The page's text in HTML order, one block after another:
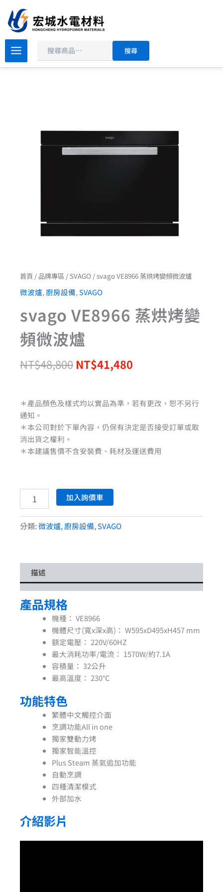
要
容
尋
搜尋
首頁 / 品牌專區 / SVAGO / svago VE8966 蒸烘烤變頻微波爐
微波爐, 廚房設備, SVAGO
svago VE8966 蒸烘烤變
頻微波爐
NT$48,800
始
價
NT$41,480
目
前
價
＊產品顏色及樣式均以實品為準，若有更改，恕不另行
通知。
＊本公司對於下單內容，仍保有決定是否接受訂單或取
消出貨之權利。
＊本建議售價不含安裝費、耗材及運送費用
svago
VE8966
蒸
加入詢價車
分類:微波爐,廚房設備,SVAGO
描述
產品規格
機種： VE8966
機體尺寸(寬x深x高)： W595xD495xH457 mm
額定電壓： 220V/60HZ
最大消耗功率/電流： 1570W/約7.1A
容積量： 32公升
最高溫度： 230℃
功能特色
繁體中文觸控介面
烹調功能All in one
獨家雙動力烤
獨家智能溫控
Plus Steam 蒸氣追加功能
自動烹調
四種清潔模式
外部加水
介紹影片